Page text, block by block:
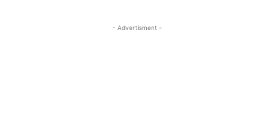
- Advertisment -